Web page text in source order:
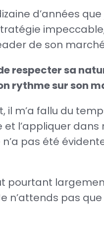
d’années
de son
respecter sa
rythme sur son
il m’a fallu du
l’appliquer
pas été
pourtant
n’attends pas